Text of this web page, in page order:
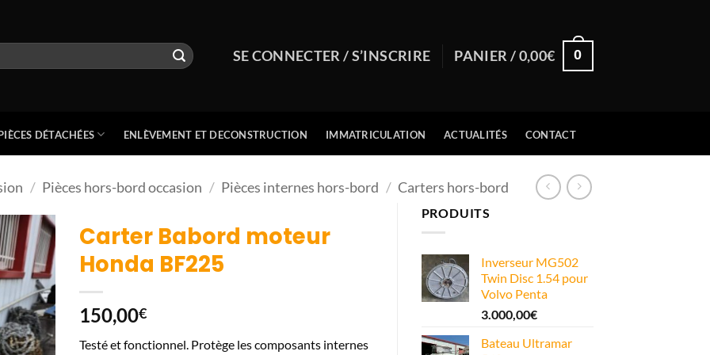
SE CONNECTER / S’INSCRIRE PANIER /0,00€ 0
DÉTACHÉES ENLÈVEMENT ET DECONSTRUCTION IMMATRICULATION ACTUALITÉS CONTACT
/ Pièces hors-bord occasion / Pièces internes hors-bord / Carters hors-bord
PRODUITS
Inverseur MG502
Twin Disc 1.54 pour
Volvo Penta
3.000,00€
Bateau Ultramar
Carter Babord moteur
Honda BF225
150,00€
Testé et fonctionnel. Protège les composants internes